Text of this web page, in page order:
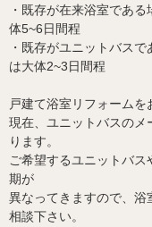
・既存が在来浴室であ
体5~6日間程
・既存がユニットバス
は大体2~3日間程
戸建て浴室リフォームを
現在、ユニットバスのメ
ります。
ご希望するユニットバ
期が
異なってきますので、
相談下さい。